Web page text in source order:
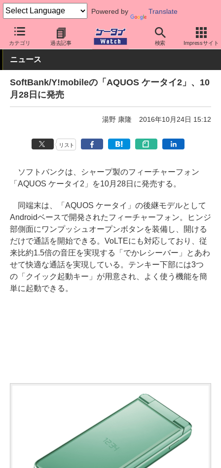
Powered by Translate
カテゴリ 過去記事 検索 Impressサイト
ケータイ Watch キャリア ソフトバンク スマホ・ケータイ
ニュース
SoftBank/Y!mobileの「AQUOS ケータイ2」、10
月28日に発売
湯野 康隆 2016年10月24日 15:12
リスト
ソフトバンクは、シャープ製のフィーチャーフォン
「AQUOS ケータイ2」を10月28日に発売する。
同端末は、「AQUOS ケータイ」の後継モデルとして
Androidベースで開発されたフィーチャーフォン。ヒンジ
部側面にワンプッシュオープンボタンを装備し、開ける
だけで通話を開始できる。VoLTEにも対応しており、従
来比約1.5倍の音圧を実現する「でかレシーバー」とあわ
せて快適な通話を実現している。テンキー下部には3つ
の「クイック起動キー」が用意され、よく使う機能を簡
単に起動できる。